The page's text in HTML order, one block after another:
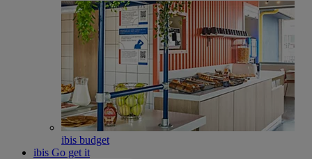
ibis budget
ibis Go get it